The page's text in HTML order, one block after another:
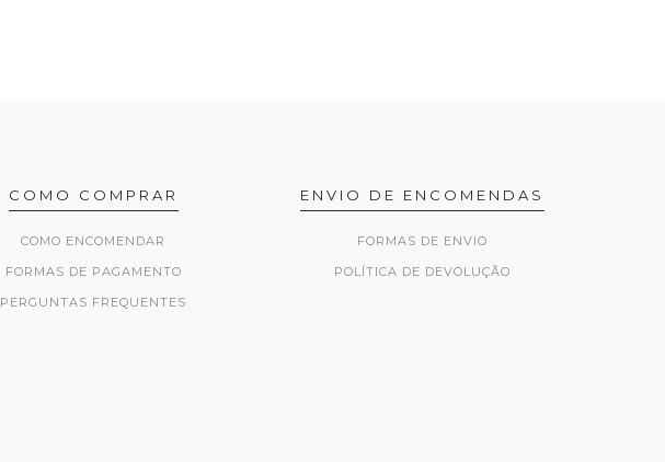
COMO COMPRAR
COMO ENCOMENDAR
FORMAS DE PAGAMENTO
PERGUNTAS FREQUENTES
ENVIO DE ENCOMENDAS
FORMAS DE ENVIO
POLÍTICA DE DEVOLUÇÃO